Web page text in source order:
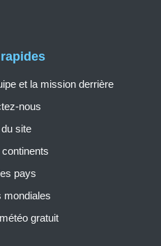
et la mission derrière
nous
site
pays
mondiales
gratuit